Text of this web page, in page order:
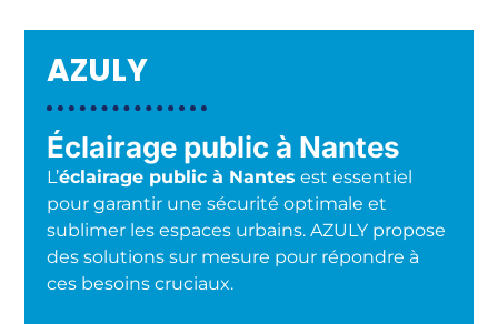
AZULY
Éclairage public à Nantes
L’éclairage public à Nantes est essentiel
pour garantir une sécurité optimale et
sublimer les espaces urbains. AZULY propose
des solutions sur mesure pour répondre à
ces besoins cruciaux.